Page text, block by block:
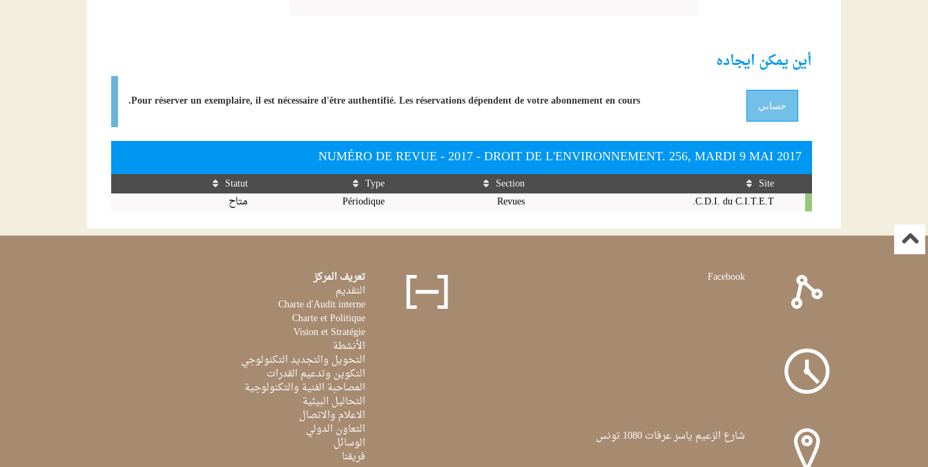
أين يمكن ايجاده
Pour réserver un exemplaire, il est nécessaire d'être authentifié. Les réservations dépendent de votre abonnement en cours. حسابي
NUMÉRO DE REVUE - 2017 - DROIT DE L'ENVIRONNEMENT. 256, MARDI 9 MAI 2017
Numéro
de
revue
-
Droit
de
l'environnement.
9
Mai
2017
Site
Section
Type
Statut
C.D.I. du C.I.T.E.T.
Revues
Périodique متاح
Facebook
شارع الزعيم ياسر عرفات 1080 تونس
تعريف المركز
التقديم
Charte d'Audit interne
Charte et Politique
Vision et Stratégie
الأنشطة
التحويل والتجديد التكنولوجي
التكوين وتدعيم القدرات
المصاحبة الفنية والتكنولوجية
التحاليل البيئية
الاعلام والاتصال
التعاون الدولي
الوسائل
فريقنا